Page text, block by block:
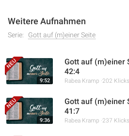
Weitere Aufnahmen
Serie: Gott auf (m)einer Seite
9:52
Gott auf (m)einer
42:4
Rabea Kramp 202 Klicks
9:36
Gott auf (m)einer
41:7
Rabea Kramp 237 Klicks